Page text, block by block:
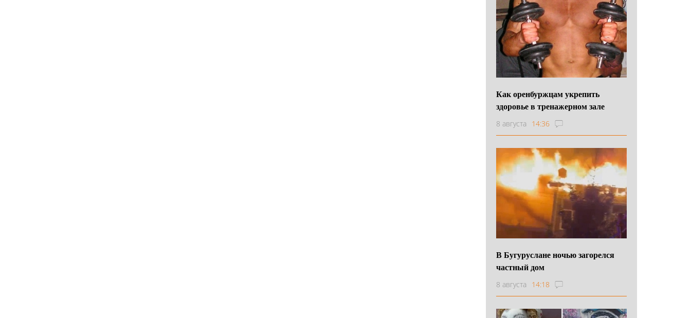
Как оренбуржцам укрепить
здоровье в тренажерном зале
8 августа 14:36
В Бугуруслане ночью загорелся
частный дом
8 августа 14:18